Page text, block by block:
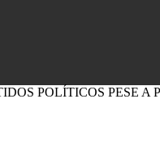
POLÍTICOS PESE A